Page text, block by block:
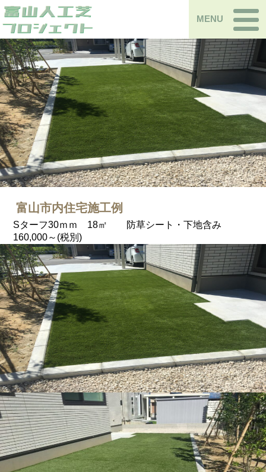
MENU
富山市内住宅施工例
Sターフ30ｍｍ 18㎡ 防草シート・下地含み
160,000～(税別)